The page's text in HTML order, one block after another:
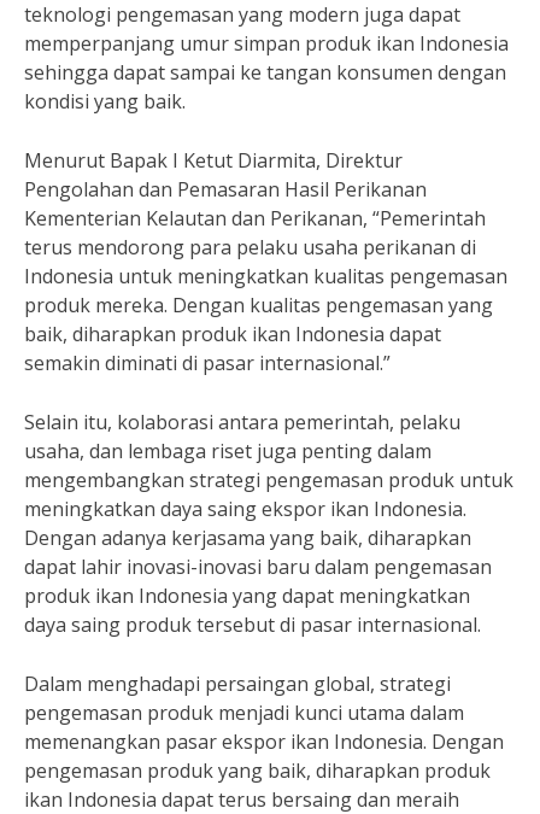
teknologi pengemasan yang modern juga dapat
memperpanjang umur simpan produk ikan Indonesia
sehingga dapat sampai ke tangan konsumen dengan
kondisi yang baik.
Menurut Bapak I Ketut Diarmita, Direktur
Pengolahan dan Pemasaran Hasil Perikanan
Kementerian Kelautan dan Perikanan, “Pemerintah
terus mendorong para pelaku usaha perikanan di
Indonesia untuk meningkatkan kualitas pengemasan
produk mereka. Dengan kualitas pengemasan yang
baik, diharapkan produk ikan Indonesia dapat
semakin diminati di pasar internasional.”
Selain itu, kolaborasi antara pemerintah, pelaku
usaha, dan lembaga riset juga penting dalam
mengembangkan strategi pengemasan produk untuk
meningkatkan daya saing ekspor ikan Indonesia.
Dengan adanya kerjasama yang baik, diharapkan
dapat lahir inovasi-inovasi baru dalam pengemasan
produk ikan Indonesia yang dapat meningkatkan
daya saing produk tersebut di pasar internasional.
Dalam menghadapi persaingan global, strategi
pengemasan produk menjadi kunci utama dalam
memenangkan pasar ekspor ikan Indonesia. Dengan
pengemasan produk yang baik, diharapkan produk
ikan Indonesia dapat terus bersaing dan meraih